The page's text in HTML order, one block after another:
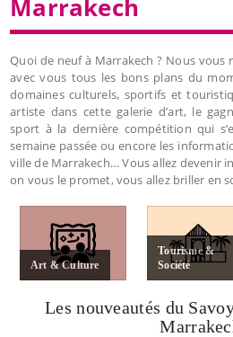
Marrakech
Quoi de neuf à Marrakech ? Nous
avec vous tous les bons plans du
domaines culturels, sportifs et
artiste dans cette galerie d’art, le
sport à la dernière compétition qui
semaine passée ou encore les
ville de Marrakech… Vous allez devenir
on vous le promet, vous allez briller en
Art & Culture
Tourisme &
Société
Les nouveautés du